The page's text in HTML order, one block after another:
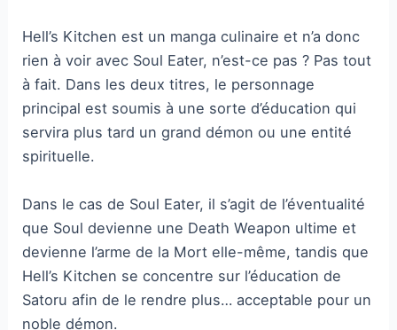
Hell’s Kitchen est un manga culinaire et n’a donc
rien à voir avec Soul Eater, n’est-ce pas ? Pas tout
à fait. Dans les deux titres, le personnage
principal est soumis à une sorte d’éducation qui
servira plus tard un grand démon ou une entité
spirituelle.
Dans le cas de Soul Eater, il s’agit de l’éventualité
que Soul devienne une Death Weapon ultime et
devienne l’arme de la Mort elle-même, tandis que
Hell’s Kitchen se concentre sur l’éducation de
Satoru afin de le rendre plus… acceptable pour un
noble démon.